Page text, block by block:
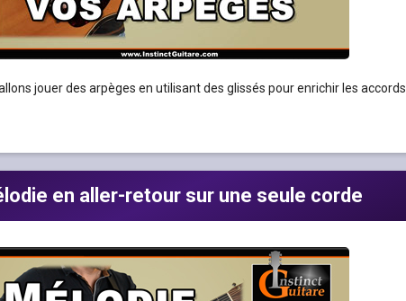
jouer des arpèges en utilisant des glissés pour enrichir les accords.
en aller-retour sur une seule corde